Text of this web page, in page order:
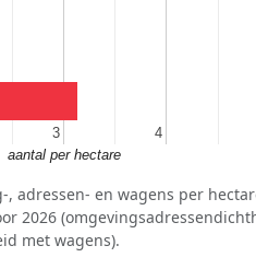
3
3 4
4
aantal per hectare
adressen- en wagens per
2026
met wagens).